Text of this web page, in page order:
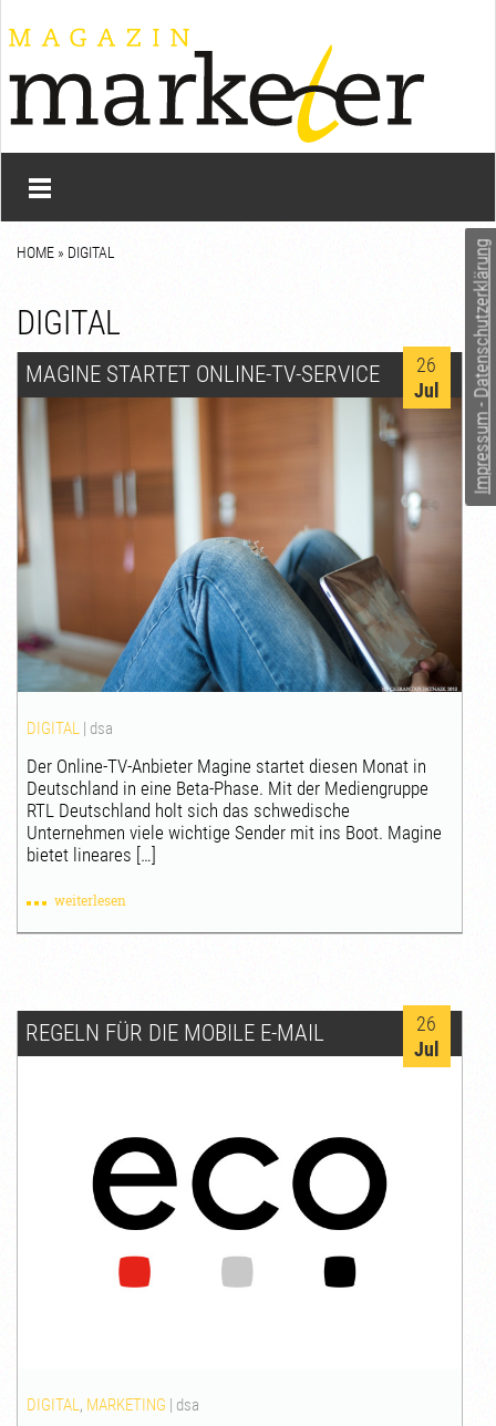
Impressum - Datenschutzerklärung
HOME » DIGITAL
DIGITAL
MAGINE STARTET ONLINE-TV-SERVICE
26
Jul
DIGITAL | dsa
Der Online-TV-Anbieter Magine startet diesen Monat in
Deutschland in eine Beta-Phase. Mit der Mediengruppe
RTL Deutschland holt sich das schwedische
Unternehmen viele wichtige Sender mit ins Boot. Magine
bietet lineares […]
weiterlesen
REGELN FÜR DIE MOBILE E-MAIL
26
Jul
DIGITAL, MARKETING dsa